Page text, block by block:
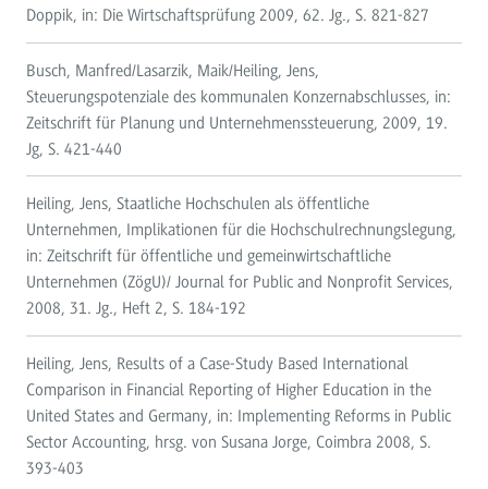
Doppik, in: Die Wirtschaftsprüfung 2009, 62. Jg., S. 821-827
Busch, Manfred/Lasarzik, Maik/Heiling, Jens,
Steuerungspotenziale des kommunalen Konzernabschlusses, in:
Zeitschrift für Planung und Unternehmenssteuerung, 2009, 19.
Jg, S. 421-440
Heiling, Jens, Staatliche Hochschulen als öffentliche
Unternehmen, Implikationen für die Hochschulrechnungslegung,
in: Zeitschrift für öffentliche und gemeinwirtschaftliche
Unternehmen (ZögU)/ Journal for Public and Nonprofit Services,
2008, 31. Jg., Heft 2, S. 184-192
Heiling, Jens, Results of a Case-Study Based International
Comparison in Financial Reporting of Higher Education in the
United States and Germany, in: Implementing Reforms in Public
Sector Accounting, hrsg. von Susana Jorge, Coimbra 2008, S.
393-403